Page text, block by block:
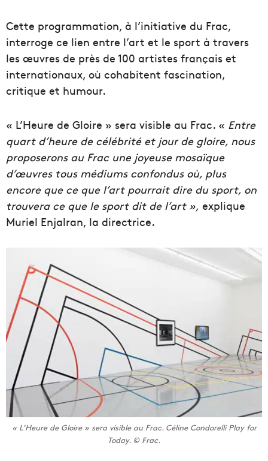
Cette programmation, à l’initiative du Frac,
interroge ce lien entre l’art et le sport à travers
les œuvres de près de 100 artistes français et
internationaux, où cohabitent fascination,
critique et humour.
« L’Heure de Gloire » sera visible au Frac. « Entre
quart d’heure de célébrité et jour de gloire, nous
proposerons au Frac une joyeuse mosaïque
d’œuvres tous médiums confondus où, plus
encore que ce que l’art pourrait dire du sport, on
trouvera ce que le sport dit de l’art », explique
Muriel Enjalran, la directrice.
« L’Heure de Gloire » sera visible au Frac. Céline Condorelli Play for
Today. © Frac.